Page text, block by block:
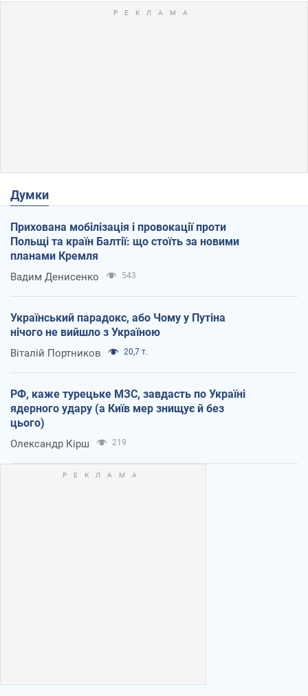
Думки
Прихована мобілізація і провокації проти
Польщі та країн Балтії: що стоїть за новими
планами Кремля
Вадим Денисенко 543
Український парадокс, або Чому у Путіна
нічого не вийшло з Україною
Віталій Портников 20,7 т.
РФ, каже турецьке МЗС, завдасть по Україні
ядерного удару (а Київ мер знищує й без
цього)
Олександр Кірш 219